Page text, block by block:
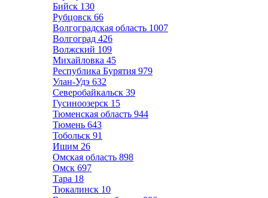
Бийск 130
Рубцовск 66
Волгоградская область 1007
Волгоград 426
Волжский 109
Михайловка 45
Республика Бурятия 979
Улан-Удэ 632
Северобайкальск 39
Гусиноозерск 15
Тюменская область 944
Тюмень 643
Тобольск 91
Ишим 26
Омская область 898
Омск 697
Тара 18
Тюкалинск 10